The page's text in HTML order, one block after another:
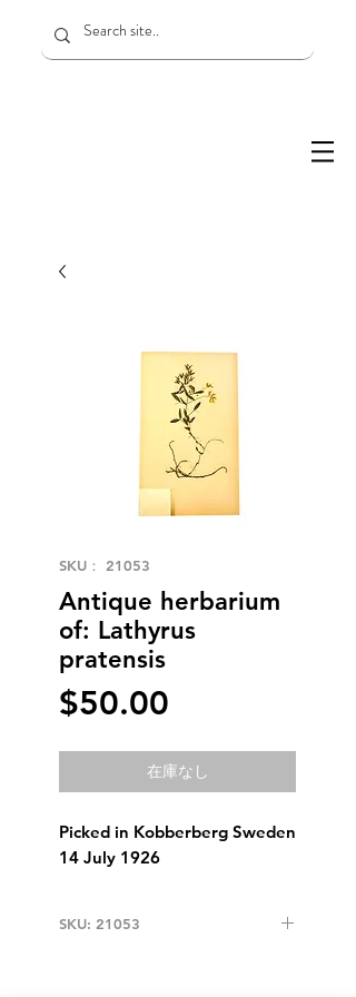
SKU： 21053
Antique herbarium
of: Lathyrus
pratensis
$50.00
格
在庫なし
Picked in Kobberberg Sweden
14 July 1926
SKU: 21053